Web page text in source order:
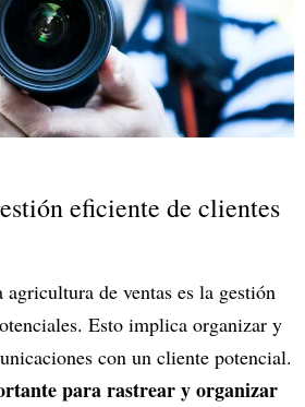
eficiente de clientes
agricultura de ventas es la gestión
Esto implica organizar y
con un cliente potencial.
para rastrear y organizar